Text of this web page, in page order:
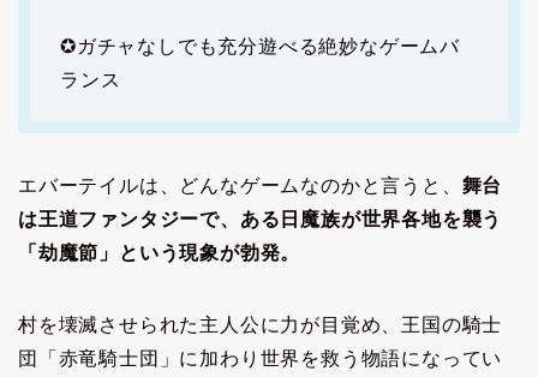
✪ガチャなしでも充分遊べる絶妙なゲームバ
ランス
エバーテイルは、どんなゲームなのかと言うと、 舞台
は王道ファンタジーで、ある日魔族が世界各地を襲う
「劫魔節」という現象が勃発。
村を壊滅させられた主人公に力が目覚め、王国の騎士
団「赤竜騎士団」に加わり世界を救う物語になってい